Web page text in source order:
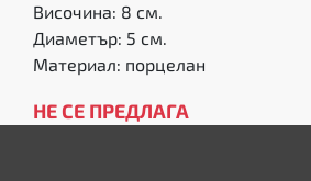
Височина: 8 см.
Диаметър: 5 см.
Материал: порцелан
НЕ СЕ ПРЕДЛАГА